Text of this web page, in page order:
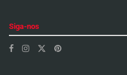
Siga-nos